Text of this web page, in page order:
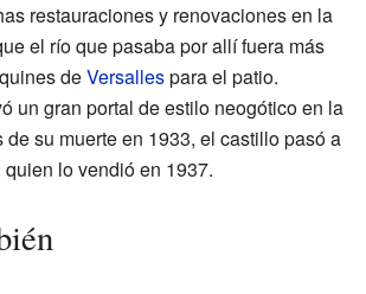
restauraciones y renovaciones en la
el río que pasaba por allí fuera más
deVersallespara el patio.
un gran portal de estilo neogótico en la
de su muerte en 1933, el castillo pasó a
lo vendió en 1937.